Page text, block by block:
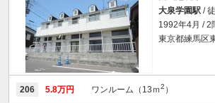
大泉学園駅 /
1992年4月 / 2
東京都練馬区
206 5.8万円 ワンルーム（13ｍ2 ）